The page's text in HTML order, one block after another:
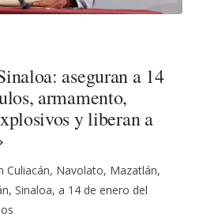
aseguran a 14
armamento,
y liberan a
Culiacán, Navolato, Mazatlán,
Sinaloa, a 14 de enero del